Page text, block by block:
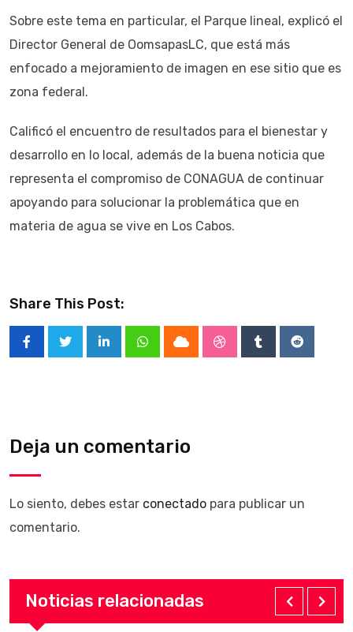
Sobre este tema en particular, el Parque lineal, explicó el
Director General de OomsapasLC, que está más
enfocado a mejoramiento de imagen en ese sitio que es
zona federal.
Calificó el encuentro de resultados para el bienestar y
desarrollo en lo local, además de la buena noticia que
representa el compromiso de CONAGUA de continuar
apoyando para solucionar la problemática que en
materia de agua se vive en Los Cabos.
Share This Post:
LinkedInWhatsappCloud StumbleUpon
TumblrReddit
Deja un comentario
Lo siento, debes estar conectado para publicar un
comentario.
Noticias relacionadas